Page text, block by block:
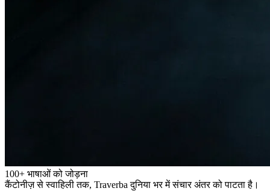
100+ भाषाओं को जोड़ना
कैंटोनीज़ से स्वाहिली तक, Traverba दुनिया भर में संचार अंतर को पाटता है।